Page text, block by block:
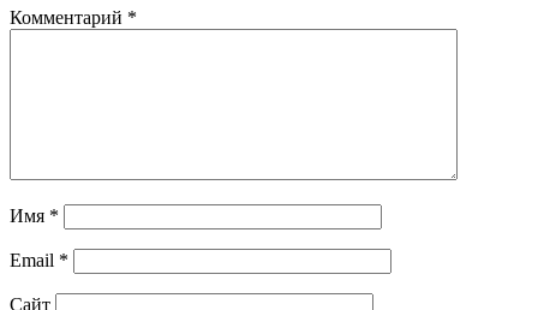
Комментарий *
Имя *
Email *
Сайт